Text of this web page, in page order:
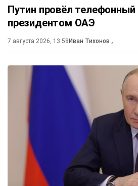
Путин провёл телефонный
президентом ОАЭ
7 августа 2026, 13:58 Иван Тихонов ,